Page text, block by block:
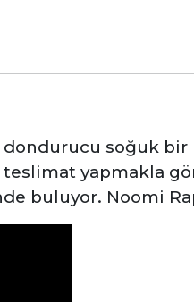
soğuk bir
yapmakla
buluyor. Noomi